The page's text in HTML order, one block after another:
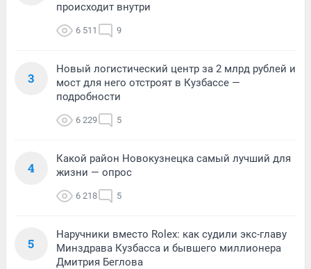
происходит внутри
6 511 9
3
Новый логистический центр за 2 млрд рублей и
мост для него отстроят в Кузбассе —
подробности
6 229 5
4
Какой район Новокузнецка самый лучший для
жизни — опрос
6 218 5
5
Наручники вместо Rolex: как судили экс-главу
Минздрава Кузбасса и бывшего миллионера
Дмитрия Беглова